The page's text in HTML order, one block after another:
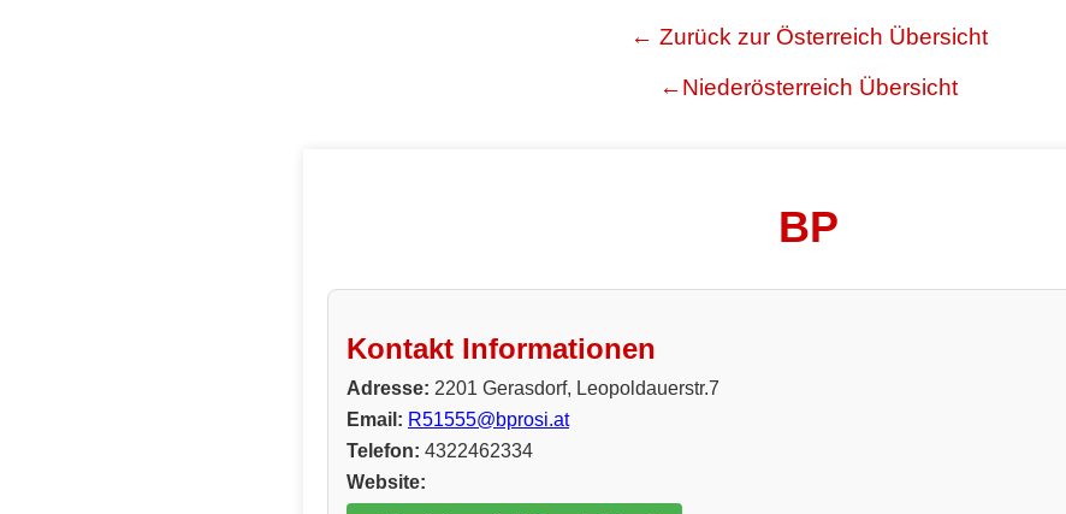
← Zurück zur Österreich Übersicht
←Niederösterreich Übersicht
BP
Kontakt Informationen
Adresse: 2201 Gerasdorf, Leopoldauerstr.7
Email: R51555@bprosi.at
Telefon: 4322462334
Website: